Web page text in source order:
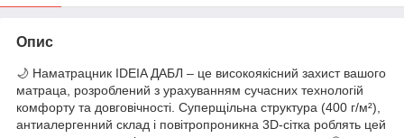
Опис
🌙 Наматрацник IDEIA ДАБЛ – це високоякісний захист вашого
матраца, розроблений з урахуванням сучасних технологій
комфорту та довговічності. Суперщільна структура (400 г/м²),
антиалергенний склад і повітропроникна 3D-сітка роблять цей